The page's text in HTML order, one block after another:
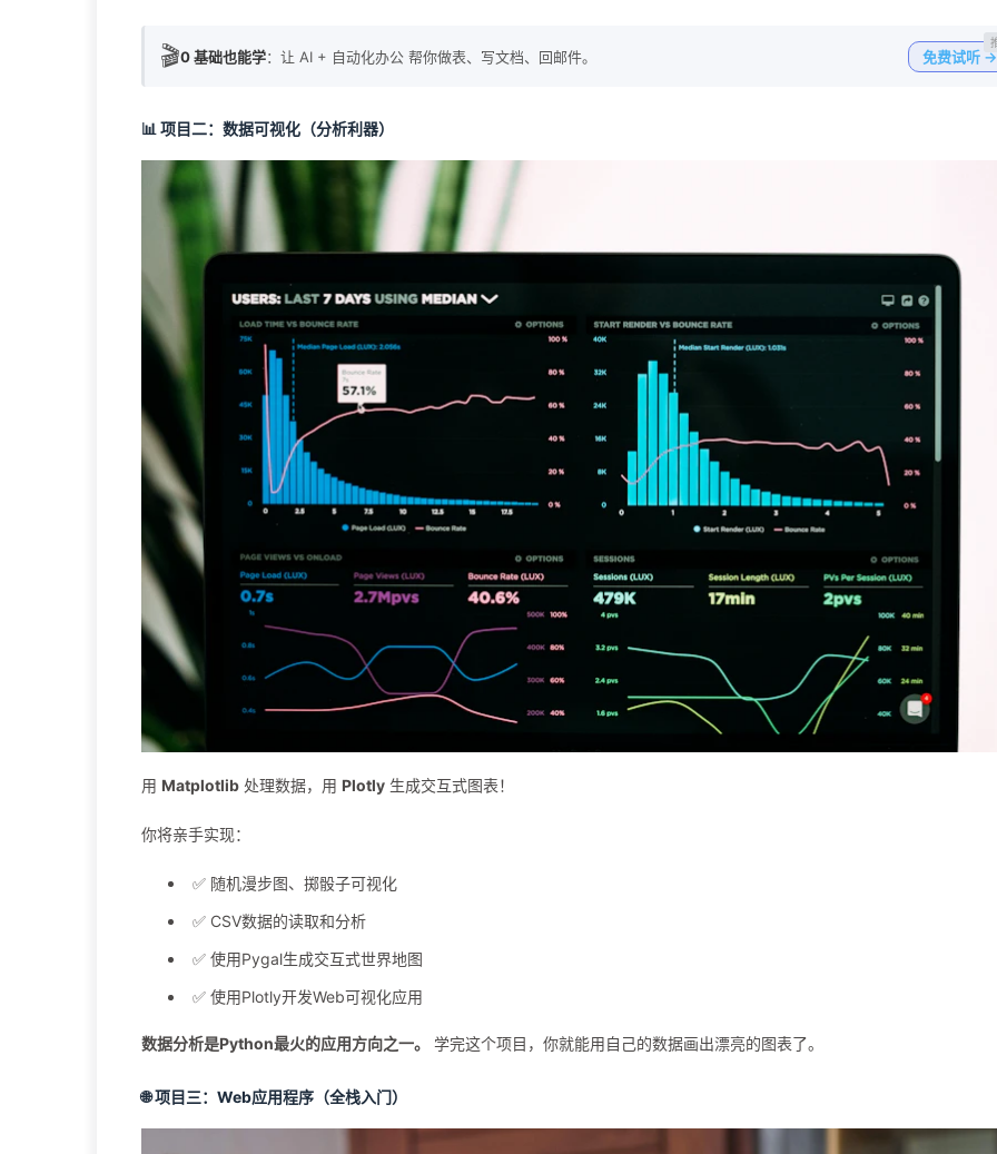
🎬0 基础也能学：让 AI + 自动化办公 帮你做表、写文档、回邮件。 免费试听 →
📊 项目二：数据可视化（分析利器）
用 Matplotlib 处理数据，用 Plotly 生成交互式图表！
你将亲手实现：
✅ 随机漫步图、掷骰子可视化
✅ CSV数据的读取和分析
✅ 使用Pygal生成交互式世界地图
✅ 使用Plotly开发Web可视化应用
数据分析是Python最火的应用方向之一。 学完这个项目，你就能用自己的数据画出漂亮的图表了。
🌐 项目三：Web应用程序（全栈入门）